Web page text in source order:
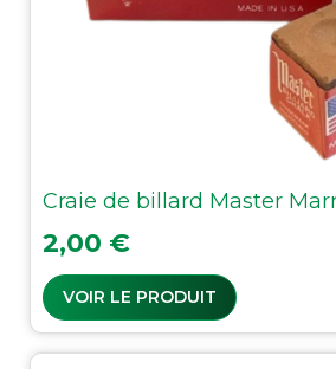
Craie de billard Master
Prix
2,00 €
VOIR LE PRODUIT